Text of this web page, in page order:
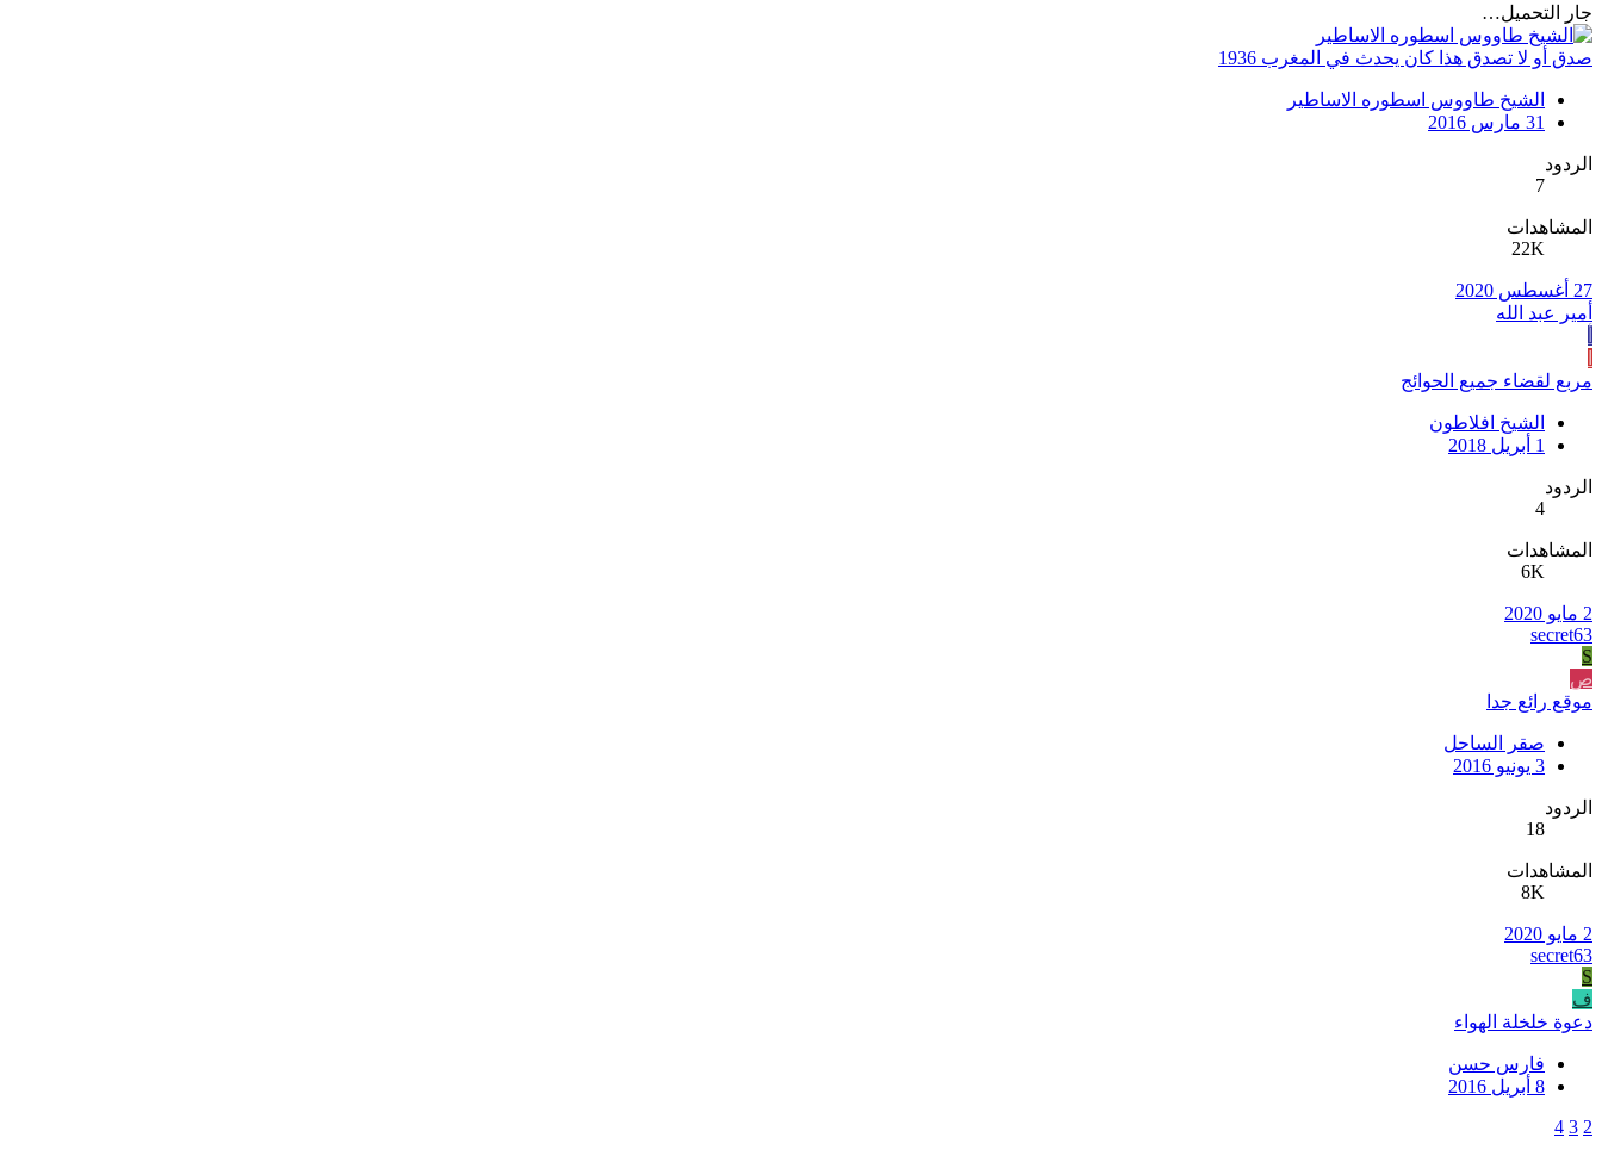
جار التحميل…
صدق أو لا تصدق هذا كان يحدث في المغرب 1936
الشيخ طاووس اسطوره الاساطير
31 مارس 2016
الردود
7
المشاهدات
22K
27 أغسطس 2020
أمير عبد الله
مربع لقضاء جميع الحوائج
الشيخ افلاطون
1 أبريل 2018
الردود
4
المشاهدات
6K
2 مايو 2020
secret63
S
ص
موقع رائع جدا
صقر الساحل
3 يونيو 2016
الردود
18
المشاهدات
8K
2 مايو 2020
secret63
S
ف
دعوة خلخلة الهواء
فارس حسن
8 أبريل 2016
2
3
4